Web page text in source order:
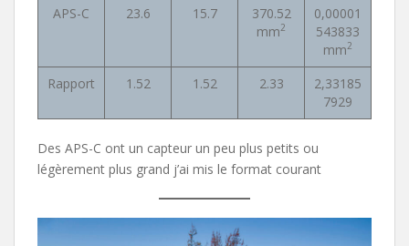
APS-C 23.6 15.7
370.52
mm2
0,00001
543833
mm2
Rapport 1.52 1.52 2.33
2,33185
7929
Des APS-C ont un capteur un peu plus petits ou
légèrement plus grand j’ai mis le format courant